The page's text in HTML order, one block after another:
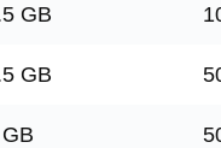
GB
GB